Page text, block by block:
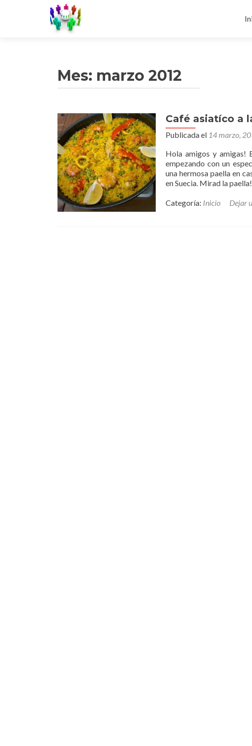
Mes: marzo 2012
Café asiatíco a
Publicada el 14 marzo,
Hola amigos y amigas!
empezando con un
una hermosa paella en
en Suecia. Mirad la
Categoría: Inicio Dejar